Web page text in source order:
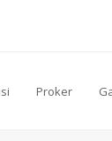
Proker